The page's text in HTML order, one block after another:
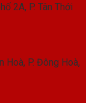
2A, P. Tân Thới
Hoà, P. Đông Hoà,